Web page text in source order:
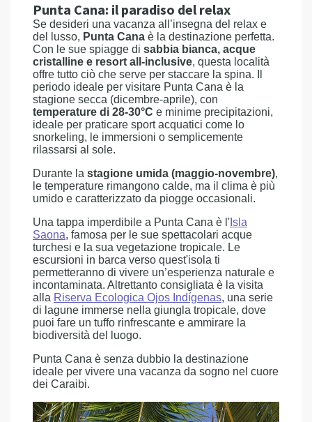
Punta Cana: il paradiso del relax
Se desideri una vacanza all’insegna del relax e
del lusso, Punta Cana è la destinazione perfetta.
Con le sue spiagge di sabbia bianca, acque
cristalline e resort all-inclusive, questa località
offre tutto ciò che serve per staccare la spina. Il
periodo ideale per visitare Punta Cana è la
stagione secca (dicembre-aprile), con
temperature di 28-30°C e minime precipitazioni,
ideale per praticare sport acquatici come lo
snorkeling, le immersioni o semplicemente
rilassarsi al sole.
Durante la stagione umida (maggio-novembre),
le temperature rimangono calde, ma il clima è più
umido e caratterizzato da piogge occasionali.
Una tappa imperdibile a Punta Cana è l' Isla
Saona, famosa per le sue spettacolari acque
turchesi e la sua vegetazione tropicale. Le
escursioni in barca verso quest'isola ti
permetteranno di vivere un’esperienza naturale e
incontaminata. Altrettanto consigliata è la visita
alla Riserva Ecologica Ojos Indígenas, una serie
di lagune immerse nella giungla tropicale, dove
puoi fare un tuffo rinfrescante e ammirare la
biodiversità del luogo.
Punta Cana è senza dubbio la destinazione
ideale per vivere una vacanza da sogno nel cuore
dei Caraibi.